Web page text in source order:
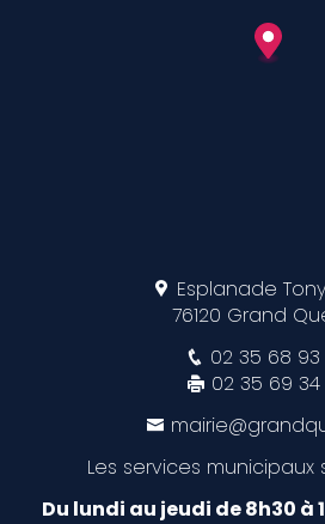
Esplanade
76120 Grand
02 35 68
02 35 69
Les services municipaux
Du lundi au jeudi de 8h30 à